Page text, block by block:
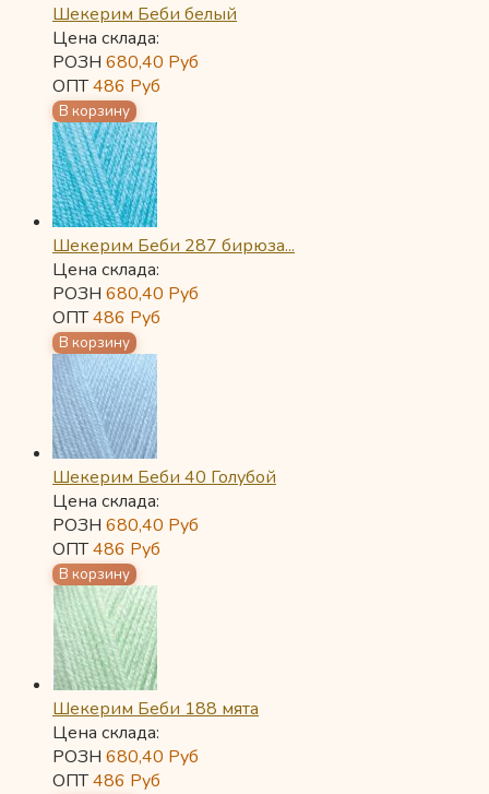
Шекерим Беби белый
Цена склада:
РОЗН 680,40 Руб
ОПТ486 Руб
Шекерим Беби 287 бирюза...
Цена склада:
РОЗН 680,40 Руб
ОПТ486 Руб
Шекерим Беби 40 Голубой
Цена склада:
РОЗН 680,40 Руб
ОПТ486 Руб
Шекерим Беби 188 мята
Цена склада:
РОЗН 680,40 Руб
ОПТ486 Руб